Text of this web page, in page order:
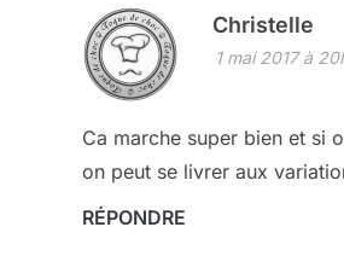
Christelle
1 mai 2017 à
Ca marche super bien et si
on peut se livrer aux
RÉPONDRE